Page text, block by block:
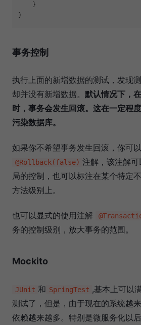
    }
事务控制
执行上面的新增数据的测试，发现
却并没有新增数据。 默认情况下，
时，事务会发生回滚。这在一定程
污染数据库。
如果你不希望事务发生回滚，你可
@Rollback(false) 注解，该注解
局的控制，也可以标注在某个特定
方法级别上。
也可以显式的使用注解
务的控制级别，放大事务的范围。
Mockito
JUnit 和 SpringTest ,基本上可以
测试了，但是，由于现在的系统越
依赖越来越多。特别是微服务化以